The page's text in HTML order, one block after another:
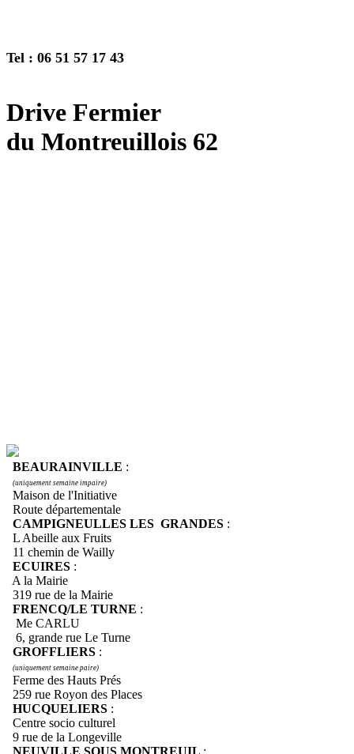
Tel : 06 51 57 17 43
Drive Fermier
du Montreuillois 62
BEAURAINVILLE :
(uniquement semaine impaire)
Maison de l'Initiative
Route départementale
CAMPIGNEULLES LES GRANDES :
L Abeille aux Fruits
11 chemin de Wailly
ECUIRES :
A la Mairie
319 rue de la Mairie
FRENCQ/LE TURNE :
Me CARLU
6, grande rue Le Turne
GROFFLIERS :
(uniquement semaine paire)
Ferme des Hauts Prés
259 rue Royon des Places
HUCQUELIERS :
Centre socio culturel
9 rue de la Longeville
NEUVILLE SOUS MONTREUIL :